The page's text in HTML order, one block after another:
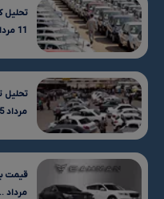
تحلیل
11 مرداد 1...
مرداد 1405
قیمت
مرداد